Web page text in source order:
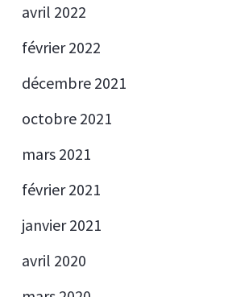
avril 2022
février 2022
décembre 2021
octobre 2021
mars 2021
février 2021
janvier 2021
avril 2020